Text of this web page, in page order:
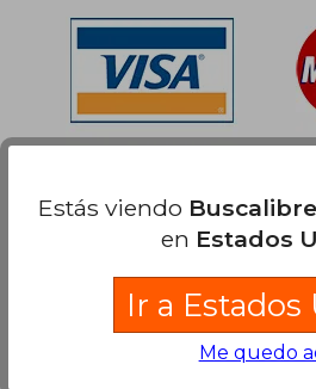
Estás viendo
en Estados
Ir a Estados
Me quedo